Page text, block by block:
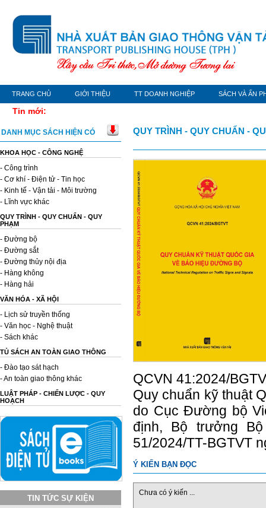
TRANG CHỦ GIỚI THIỆU TT DOANH NGHIỆP SÁCH VÀ ẤN
Tin mới:
DANH MỤC SÁCH HIỆN CÓ
KHOA HỌC - CÔNG NGHỆ
- Công trình
- Cơ khí - Điện tử - Tin học
- Kinh tế - Vận tải - Môi trường
- Lĩnh vực khác
QUY TRÌNH - QUY CHUẨN - QUY
PHẠM
- Đường bộ
- Đường sắt
- Đường thủy nội địa
- Hàng không
- Hàng hải
VĂN HÓA - XÃ HỘI
- Lịch sử truyền thống
- Văn học - Nghệ thuật
- Sách khác
TỦ SÁCH AN TOÀN GIAO THÔNG
- Đào tạo sát hạch
- An toàn giao thông khác
LUẬT PHÁP - CHIẾN LƯỢC - QUY
HOẠCH
TIN TỨC SỰ KIỆN
QUY TRÌNH - QUY CHUẨN -
QCVN 41:2024/
Quy chuẩn kỹ thuật
do Cục Đường bộ
định, Bộ trưởng
51/2024/TT-BGTVT
Ý KIẾN BẠN ĐỌC
Chưa có ý kiến ...